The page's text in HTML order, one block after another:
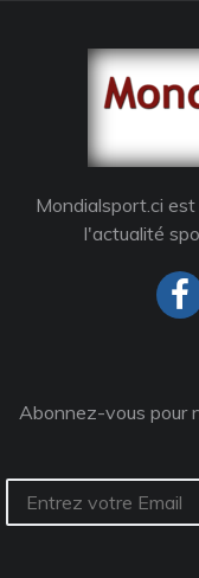
Mondialsport.ci
l'actualité
Abonnez-vous pour